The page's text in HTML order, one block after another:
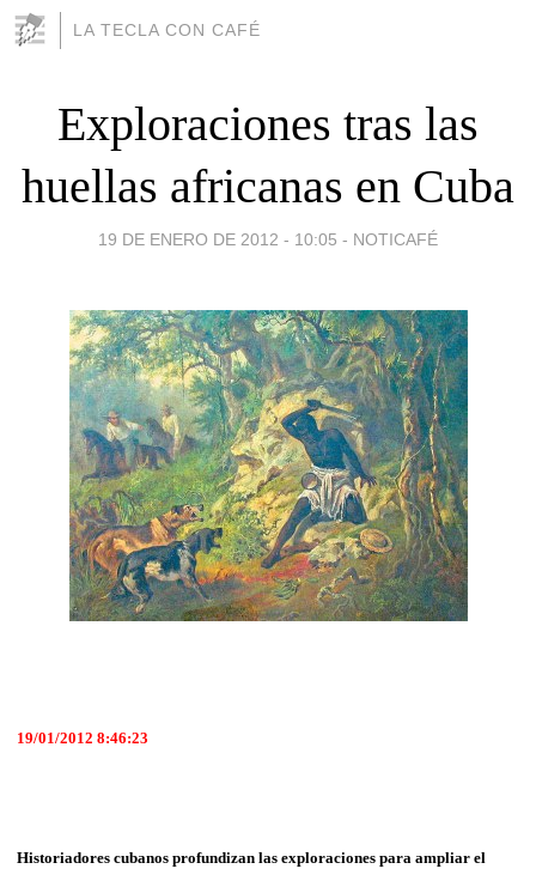
LA TECLA CON CAFÉ
Exploraciones tras las
huellas africanas en Cuba
19 DE ENERO DE 2012 - 10:05 - NOTICAFÉ
19/01/2012 8:46:23
Historiadores cubanos profundizan las exploraciones para ampliar el